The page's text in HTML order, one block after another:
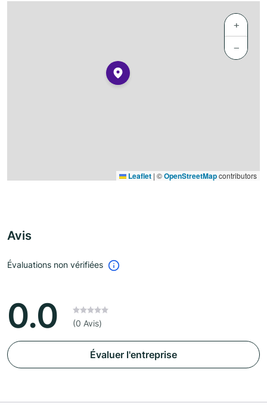
+
−
Leaflet | ©OpenStreetMapcontributors
Avis
Évaluations non vérifiées
0.0 (0 Avis)
Évaluer l'entreprise